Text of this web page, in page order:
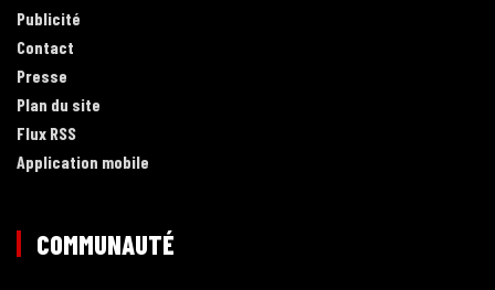
Publicité
Contact
Presse
Plan du site
Flux RSS
Application mobile
COMMUNAUTÉ